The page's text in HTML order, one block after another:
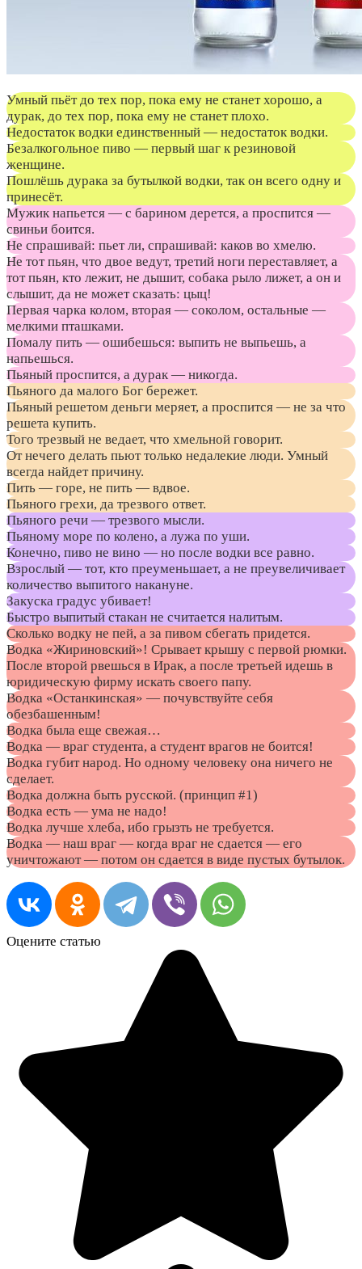
Умный пьёт до тех пор, пока ему не станет хорошо, а
дурак, до тех пор, пока ему не станет плохо.
Недостаток водки единственный — недостаток водки.
Безалкогольное пиво — первый шаг к резиновой
женщине.
Пошлёшь дурака за бутылкой водки, так он всего одну и
принесёт.
Мужик напьется — с барином дерется, а проспится —
свиньи боится.
Не спрашивай: пьет ли, спрашивай: каков во хмелю.
Не тот пьян, что двое ведут, третий ноги переставляет, а
тот пьян, кто лежит, не дышит, собака рыло лижет, а он и
слышит, да не может сказать: цыц!
Первая чарка колом, вторая — соколом, остальные —
мелкими пташками.
Помалу пить — ошибешься: выпить не выпьешь, а
напьешься.
Пьяный проспится, а дурак — никогда.
Пьяного да малого Бог бережет.
Пьяный решетом деньги меряет, а проспится — не за что
решета купить.
Того трезвый не ведает, что хмельной говорит.
От нечего делать пьют только недалекие люди. Умный
всегда найдет причину.
Пить — горе, не пить — вдвое.
Пьяного грехи, да трезвого ответ.
Пьяного речи — трезвого мысли.
Пьяному море по колено, а лужа по уши.
Конечно, пиво не вино — но после водки все равно.
Взрослый — тот, кто преуменьшает, а не преувеличивает
количество выпитого накануне.
Закуска градус убивает!
Быстро выпитый стакан не считается налитым.
Сколько водку не пей, а за пивом сбегать придется.
Водка «Жириновский»! Срывает крышу с первой рюмки.
После второй рвешься в Ирак, а после третьей идешь в
юридическую фирму искать своего папу.
Водка «Останкинская» — почувствуйте себя
обезбашенным!
Водка была еще свежая…
Водка — враг студента, а студент врагов не боится!
Водка губит народ. Но одному человеку она ничего не
сделает.
Водка должна быть русской. (принцип #1)
Водка есть — ума не надо!
Водка лучше хлеба, ибо грызть не требуется.
Водка — наш враг — когда враг не сдается — его
уничтожают — потом он сдается в виде пустых бутылок.
Оцените статью